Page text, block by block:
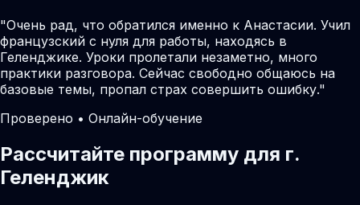
"Очень рад, что обратился именно к Анастасии. Учил
французский с нуля для работы, находясь в
Геленджике. Уроки пролетали незаметно, много
практики разговора. Сейчас свободно общаюсь на
базовые темы, пропал страх совершить ошибку."
Проверено • Онлайн-обучение
Рассчитайте программу для г.
Геленджик